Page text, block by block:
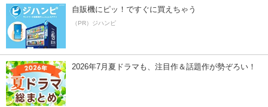
自販機にピッ！ですぐに買えちゃう
（PR）ジハンピ
2026年7月夏ドラマも、注目作＆話題作が勢ぞろい！